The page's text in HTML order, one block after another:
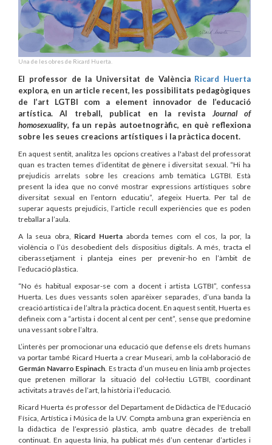
Una de les obres de Ricard Huerta.
El professor de la Universitat de València Ricard Huerta
explora, en un article recent, les possibilitats pedagògiques
de l’art LGTBI com a element innovador de l’educació
artística. Al treball, publicat en la revista Journal of
homosexuality, fa un repàs autoetnogràfic, en què reflexiona
sobre les seues creacions artístiques i la pràctica docent.
En aquest sentit, analitza les opcions creatives a l'abast del professorat
quan es tracten temes d’identitat de gènere i diversitat sexual. “Hi ha
prejudicis arrelats sobre les creacions amb temàtica LGTBI. Està
present la idea que no convé mostrar expressions artístiques sobre
diversitat sexual en l’entorn educatiu”, afegeix Huerta. Per tal de
superar aquests prejudicis, l’article recull experiències que es poden
treballar a l’aula.
A la seua obra, Ricard Huerta aborda temes com el cos, la por, la
violència o l’ús desobedient dels dispositius digitals. A més, tracta el
ciberassetjament i planteja eines per prevenir-ho en l’àmbit de
l’educació plàstica.
“No és habitual exposar-se com a docent i artista LGTBI”, confessa
Huerta. Les dues vessants solen aparèixer separades, d’una banda la
creació artística i de l’altra la pràctica docent. En aquest sentit, Huerta es
defineix com a “artista i docent al cent per cent”, sense que predomine
una vessant sobre l’altra.
L’interès per promocionar una educació que defense els drets humans
va portar també Ricard Huerta a crear Museari, amb la col·laboració de
Germán Navarro Espinach . Es tracta d’un museu en línia amb projectes
que pretenen millorar la situació del col·lectiu LGTBI, coordinant
activitats a través de l’art, la història i l’educació.
Ricard Huerta és professor del Departament de Didàctica de l'Educació
Física, Artística i Música de la UV. Compta amb una gran experiència en
la didàctica de l’expressió plàstica, amb quatre dècades de treball
continuat. En aquesta línia, ha publicat més d’un centenar d’articles i